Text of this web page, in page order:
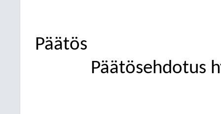
Päätös
Päätösehdotus